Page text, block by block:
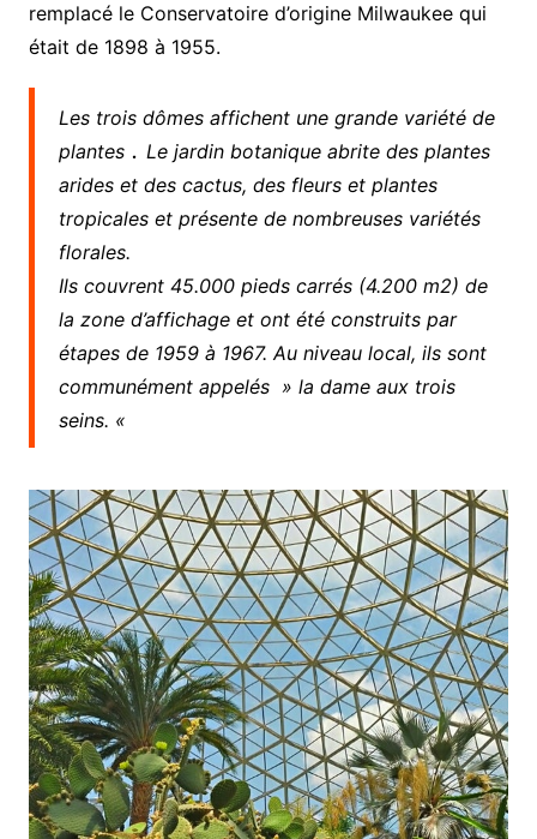
remplacé le Conservatoire d’origine Milwaukee qui
était de 1898 à 1955.
Les trois dômes affichent une grande variété de
plantes. Le jardin botanique abrite des plantes
arides et des cactus, des fleurs et plantes
tropicales et présente de nombreuses variétés
florales.
Ils couvrent 45.000 pieds carrés (4.200 m2) de
la zone d’affichage et ont été construits par
étapes de 1959 à 1967.Au niveau local, ils sont
communément appelés » la dame aux trois
seins. «